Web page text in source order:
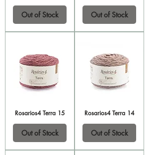
Out of Stock Out of Stock
Rosarios4 Terra 15
Out of Stock
Rosarios4 Terra 14
Out of Stock